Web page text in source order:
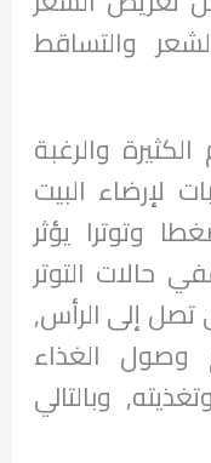
والتساقط
والرغبة
لإرضاء البيت
وتوترا يؤثر
حالات التوتر
تصل إلى الرأس,
الغذاء
وبالتالي